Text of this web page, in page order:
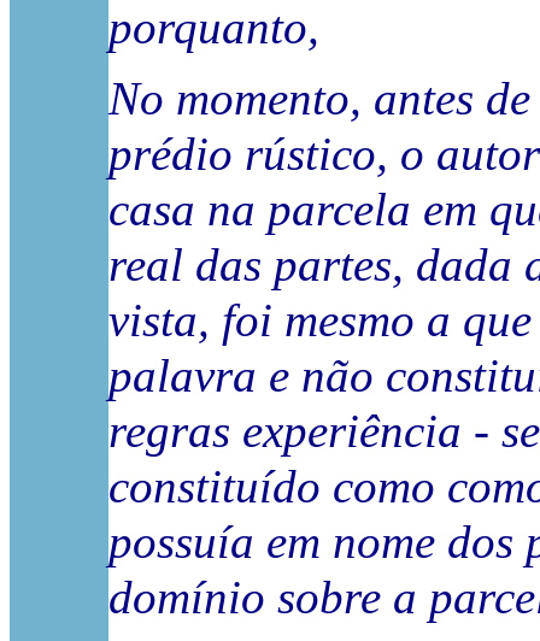
porquanto,
No momento, antes
prédio rústico, o
casa na parcela em
real das partes, dada
vista, foi mesmo a
palavra e não
regras experiência -
constituído como
possuía em nome dos
domínio sobre a